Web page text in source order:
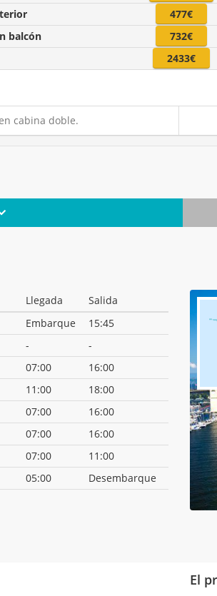
477€
balcón
732€
2433€
cabina doble.
Llegada
Salida
Embarque
15:45
-
-
07:00
16:00
11:00
18:00
07:00
16:00
07:00
16:00
07:00
11:00
05:00 Desembarque
El